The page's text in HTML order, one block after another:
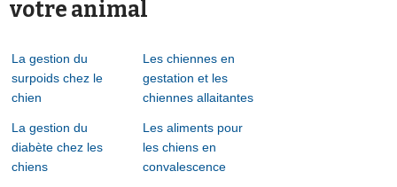
votre animal
La gestion du
surpoids chez le
chien
La gestion du
diabète chez les
chiens
Les chiennes en
gestation et les
chiennes allaitantes
Les aliments pour
les chiens en
convalescence